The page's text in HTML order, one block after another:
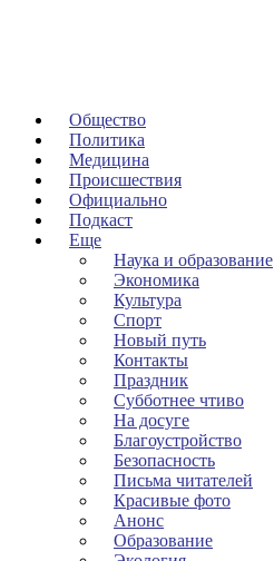
Общество
Политика
Медицина
Происшествия
Официально
Подкаст
Еще
Наука и образование
Экономика
Культура
Спорт
Новый путь
Контакты
Праздник
Субботнее чтиво
На досуге
Благоустройство
Безопасность
Письма читателей
Красивые фото
Анонс
Образование